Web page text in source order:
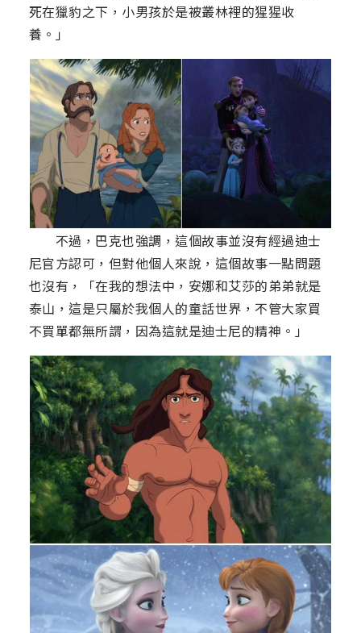
死在獵豹之下，小男孩於是被叢林裡的猩猩收
養。」
不過，巴克也強調，這個故事並沒有經過迪士
尼官方認可，但對他個人來說，這個故事一點問題
也沒有，「在我的想法中，安娜和艾莎的弟弟就是
泰山，這是只屬於我個人的童話世界，不管大家買
不買單都無所謂，因為這就是迪士尼的精神。」